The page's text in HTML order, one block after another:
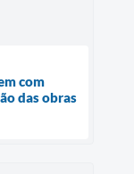
com
das obras